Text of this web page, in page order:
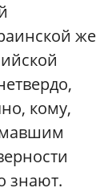
же
кому,
знают.